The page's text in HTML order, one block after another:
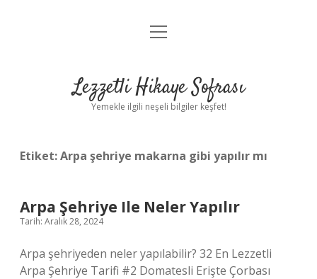
Anasayfa
Yasal Uyarı
menüyü
Lezzetli Hikaye Sofrası
Yemekle ilgili neşeli bilgiler keşfet!
Etiket:Arpa şehriye makarna gibi yapılır mı
Arpa Şehriye Ile Neler Yapılır
Tarih: Aralık 28, 2024
Arpa şehriyeden neler yapılabilir? 32 En Lezzetli
Arpa Şehriye Tarifi #2 Domatesli Erişte Çorbası